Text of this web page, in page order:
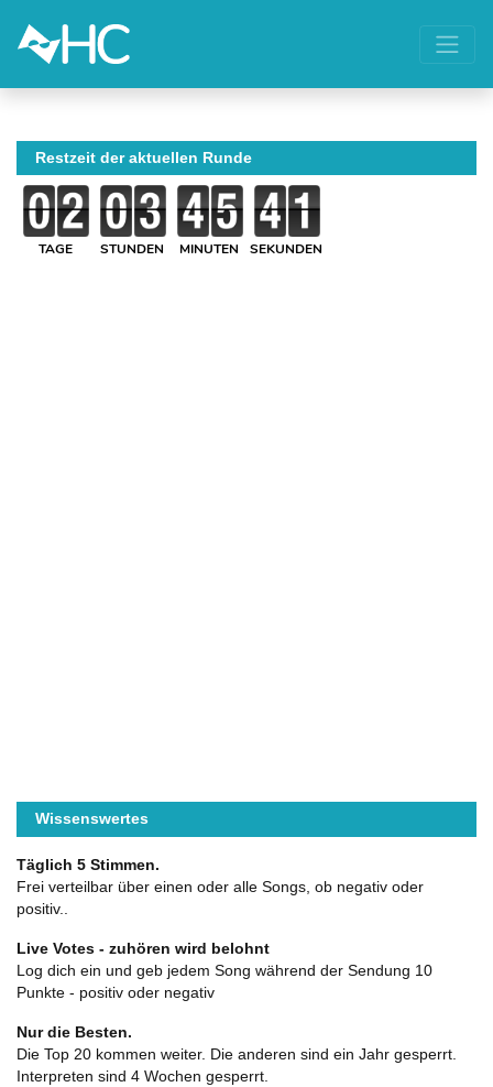
Restzeit der aktuellen Runde
TAGE STUNDEN MINUTEN SEKUNDEN
Wissenswertes
Täglich 5 Stimmen.
Frei verteilbar über einen oder alle Songs, ob negativ oder
positiv..
Live Votes - zuhören wird belohnt
Log dich ein und geb jedem Song während der Sendung 10
Punkte - positiv oder negativ
Nur die Besten.
Die Top 20 kommen weiter. Die anderen sind ein Jahr gesperrt.
Interpreten sind 4 Wochen gesperrt.